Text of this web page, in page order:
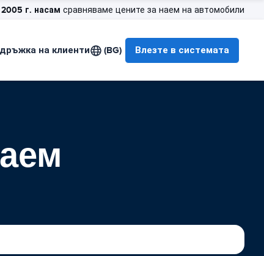
г. насам сравняваме цените за наем на автомобили
на клиенти (BG) Влезте в системата